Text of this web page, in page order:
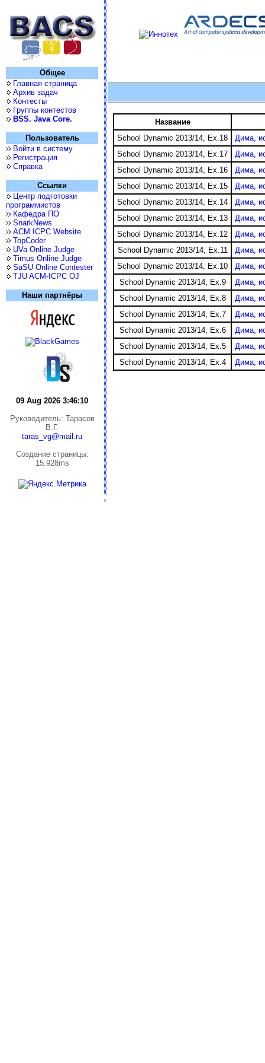
Общее
Главная страница
Архив задач
Контесты
Группы контестов
BSS. Java Core.
Пользователь
Войти в систему
Регистрация
Справка
Ссылки
Центр подготовки
программистов
Кафедра ПО
SnarkNews
ACM ICPC Website
TopCoder
UVa Online Judge
Timus Online Judge
SaSU Online Contester
TJU ACM-ICPC OJ
Наши партнёры
09 Aug 2026 3:46:11
Руководитель: Тарасов
В.Г.
taras_vg@mail.ru
Cоздание страницы:
15.928ms
Название
School Dynamic 2013/14, Ex.18
Дима,
School Dynamic 2013/14, Ex.17
Дима,
School Dynamic 2013/14, Ex.16
Дима,
School Dynamic 2013/14, Ex.15
Дима,
School Dynamic 2013/14, Ex.14
Дима,
School Dynamic 2013/14, Ex.13
Дима,
School Dynamic 2013/14, Ex.12
Дима,
School Dynamic 2013/14, Ex.11
Дима,
School Dynamic 2013/14, Ex.10
Дима,
School Dynamic 2013/14, Ex.9
Дима,
School Dynamic 2013/14, Ex.8
Дима,
School Dynamic 2013/14, Ex.7
Дима,
School Dynamic 2013/14, Ex.6
Дима,
School Dynamic 2013/14, Ex.5
Дима,
School Dynamic 2013/14, Ex.4
Дима,